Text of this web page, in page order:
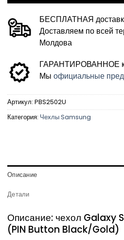
БЕСПЛАТНАЯ
Доставляем по всей
Молдова
ГАРАНТИРОВАННОЕ
Мы официальные
Артикул: PBS2502U
Категория: Чехлы Samsung
Описание
Детали
Описание: чехол Galaxy
(PIN Button Black/Gold)